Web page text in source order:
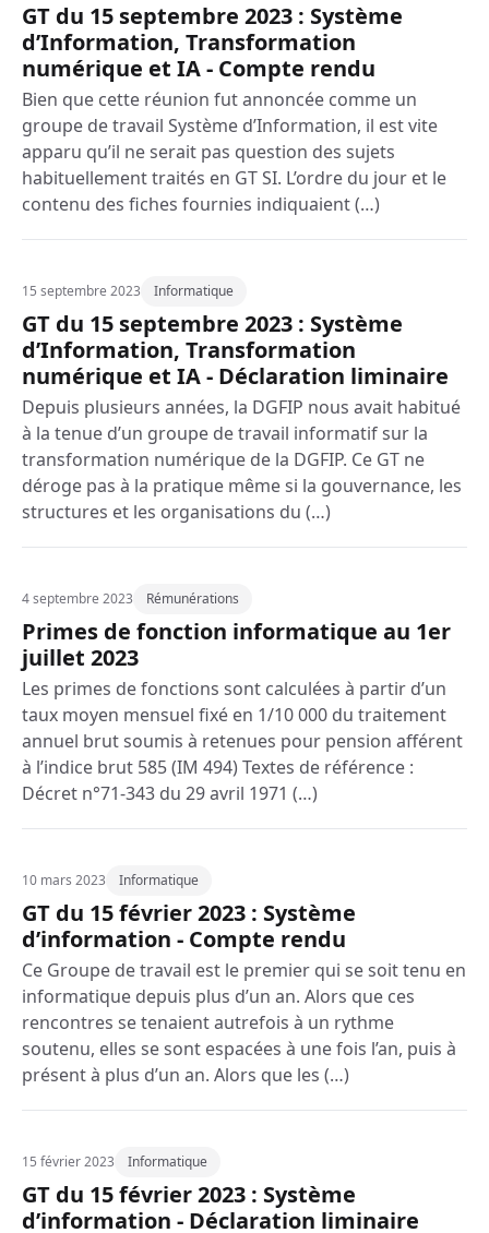
GT du 15 septembre 2023 : Système
d’Information, Transformation
numérique et IA - Compte rendu
Bien que cette réunion fut annoncée comme un
groupe de travail Système d’Information, il est vite
apparu qu’il ne serait pas question des sujets
habituellement traités en GT SI. L’ordre du jour et le
contenu des fiches fournies indiquaient (…)
15 septembre 2023 Informatique
GT du 15 septembre 2023 : Système
d’Information, Transformation
numérique et IA - Déclaration liminaire
Depuis plusieurs années, la DGFIP nous avait habitué
à la tenue d’un groupe de travail informatif sur la
transformation numérique de la DGFIP. Ce GT ne
déroge pas à la pratique même si la gouvernance, les
structures et les organisations du (…)
4 septembre 2023 Rémunérations
Primes de fonction informatique au 1er
juillet 2023
Les primes de fonctions sont calculées à partir d’un
taux moyen mensuel fixé en 1/10 000 du traitement
annuel brut soumis à retenues pour pension afférent
à l’indice brut 585 (IM 494) Textes de référence :
Décret n°71-343 du 29 avril 1971 (…)
10 mars 2023 Informatique
GT du 15 février 2023 : Système
d’information - Compte rendu
Ce Groupe de travail est le premier qui se soit tenu en
informatique depuis plus d’un an. Alors que ces
rencontres se tenaient autrefois à un rythme
soutenu, elles se sont espacées à une fois l’an, puis à
présent à plus d’un an. Alors que les (…)
15 février 2023 Informatique
GT du 15 février 2023 : Système
d’information - Déclaration liminaire